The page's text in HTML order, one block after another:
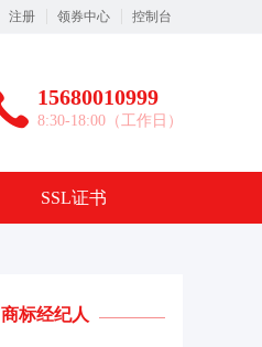
注册 领券中心 控制台
15680010999
8:30-18:00（工作日）
SSL证书
商标经纪人